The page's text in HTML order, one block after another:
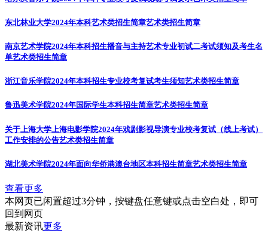
东北林业大学2024年本科艺术类招生简章艺术类招生简章
南京艺术学院2024年本科招生播音与主持艺术专业初试二考试须知及考生名
单艺术类招生简章
浙江音乐学院2024年本科招生专业校考复试考生须知艺术类招生简章
鲁迅美术学院2024年国际学生本科招生简章艺术类招生简章
关于上海大学上海电影学院2024年戏剧影视导演专业校考复试（线上考试）
工作安排的公告艺术类招生简章
湖北美术学院2024年面向华侨港澳台地区本科招生简章艺术类招生简章
查看更多
本网页已闲置超过3分钟，按键盘任意键或点击空白处，即可
回到网页
最新资讯更多